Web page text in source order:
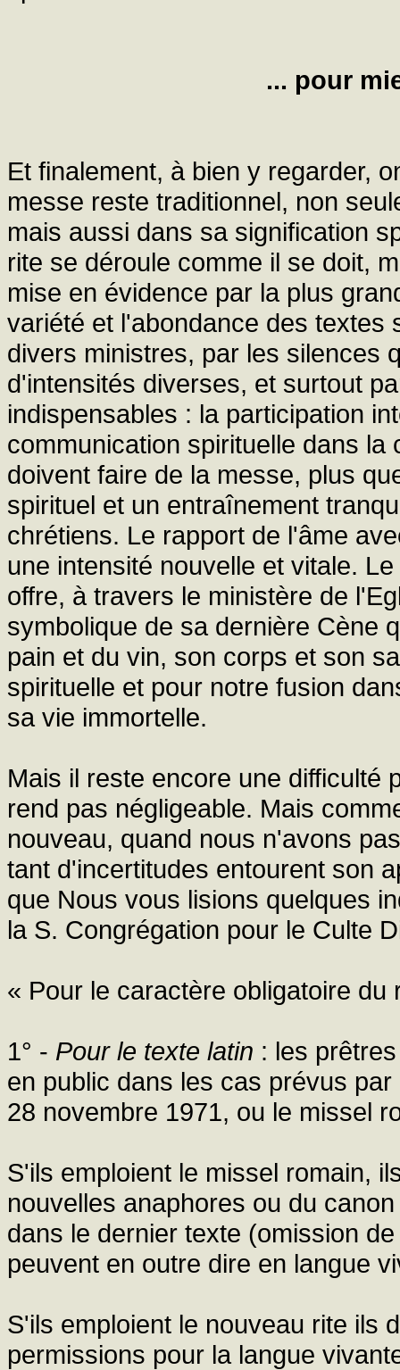
... pour
Et finalement, à bien y regarder,
messe reste traditionnel, non
mais aussi dans sa signification
rite se déroule comme il se doit,
mise en évidence par la plus
variété et l'abondance des textes
divers ministres, par les silences
d'intensités diverses, et surtout
indispensables : la participation
communication spirituelle dans
doivent faire de la messe, plus
spirituel et un entraînement
chrétiens. Le rapport de l'âme
une intensité nouvelle et vitale.
offre, à travers le ministère de
symbolique de sa dernière Cène
pain et du vin, son corps et son
spirituelle et pour notre fusion
sa vie immortelle.
Mais il reste encore une difficulté
rend pas négligeable. Mais
nouveau, quand nous n'avons
tant d'incertitudes entourent son
que Nous vous lisions quelques
la S. Congrégation pour le Culte
« Pour le caractère obligatoire du
1° - Pour le texte latin : les
en public dans les cas prévus
28 novembre 1971, ou le missel
S'ils emploient le missel romain,
nouvelles anaphores ou du
dans le dernier texte (omission
peuvent en outre dire en langue
S'ils emploient le nouveau rite ils
permissions pour la langue